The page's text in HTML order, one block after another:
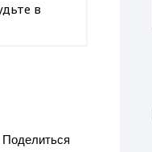
в
Поделиться